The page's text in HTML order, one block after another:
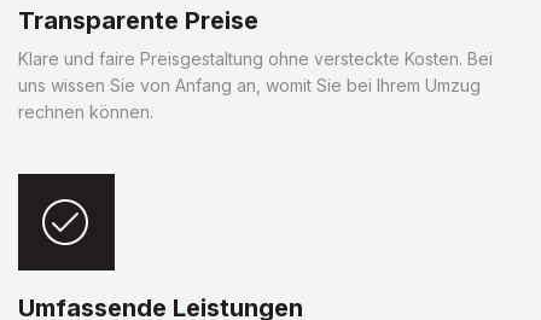
Transparente Preise
Klare und faire Preisgestaltung ohne versteckte Kosten. Bei
uns wissen Sie von Anfang an, womit Sie bei Ihrem Umzug
rechnen können.
Umfassende Leistungen